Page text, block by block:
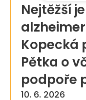
Nejtěžší
Kopecká
Pětka o
podpoře
10. 6. 2026